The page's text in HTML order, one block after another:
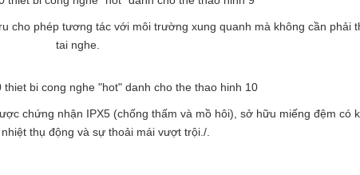
cho phép tương tác với môi trường xung quanh mà không cần phải
tai nghe.
chứng nhận IPX5 (chống thấm và mồ hôi), sở hữu miếng đệm có
thụ động và sự thoải mái vượt trội./.